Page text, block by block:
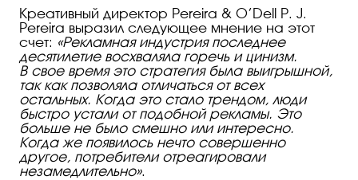
Креативный директор Pereira & O’ Dell P. J.
Pereira выразил следующее мнение на этот
счет: «Рекламная индустрия последнее
десятилетие восхваляла горечь и цинизм.
В свое время это стратегия была выигрышной,
так как позволяла отличаться от всех
остальных. Когда это стало трендом, люди
быстро устали от подобной рекламы. Это
больше не было смешно или интересно.
Когда же появилось нечто совершенно
другое, потребители отреагировали
незамедлительно».